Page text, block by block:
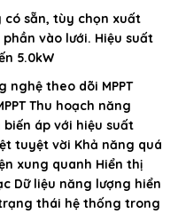
có sẵn, tùy chọn xuất
vào lưới. Hiệu suất
5.0kW
nghệ theo dõi MPPT
Thu hoạch năng
áp với hiệu suất
tuyệt vời Khả năng quá
xung quanh Hiển thị
Dữ liệu năng lượng hiển
thái hệ thống trong